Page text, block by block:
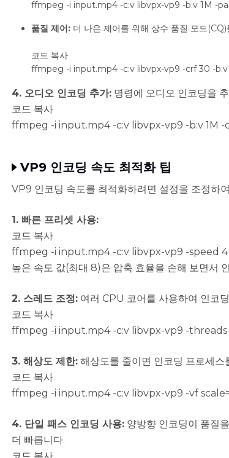
ffmpeg -i input.mp4 -c:v libvpx-vp9 -b:v 1M -
품질 제어: 더 나은 제어를 위해 상수 품질 모드(CQ)
코드 복사
ffmpeg -i input.mp4 -c:v libvpx-vp9 -crf 30 -
4. 오디오 인코딩 추가: 명령에 오디오 인코딩을
코드 복사
ffmpeg -i input.mp4 -c:v libvpx-vp9 -b:v 1M
VP9 인코딩 속도 최적화 팁
VP9 인코딩 속도를 최적화하려면 설정을 조정하
1. 빠른 프리셋 사용:
코드 복사
ffmpeg -i input.mp4 -c:v libvpx-vp9 -speed
높은 속도 값(최대 8)은 압축 효율을 손해 보면서
2. 스레드 조정: 여러 CPU 코어를 사용하여 인코
코드 복사
ffmpeg -i input.mp4 -c:v libvpx-vp9 -
3. 해상도 제한: 해상도를 줄이면 인코딩 프로세스
코드 복사
ffmpeg -i input.mp4 -c:v libvpx-vp9 -vf
4. 단일 패스 인코딩 사용: 양방향 인코딩이 품질
더 빠릅니다.